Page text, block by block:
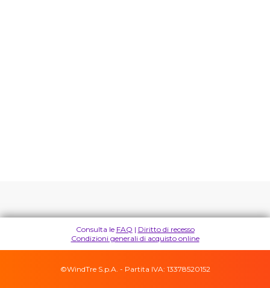
Condizioni generali di acquisto online
Consulta le FAQ | Diritto di recesso
©WindTre S.p.A. - Partita IVA: 13378520152